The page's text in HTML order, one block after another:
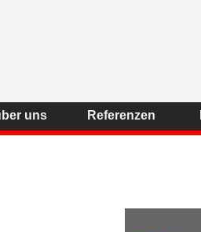
überspringen
▼uns Referenzen